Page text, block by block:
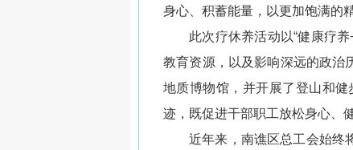
身心、积蓄能量，以更加饱满的
此次疗休养活动以“健康疗养
教育资源，以及影响深远的政治
地质博物馆，并开展了登山和
迹，既促进干部职工放松身心、
近年来，南谯区总工会始终